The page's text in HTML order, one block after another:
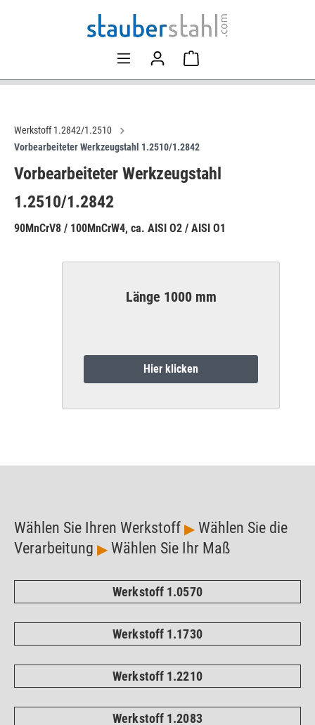
Wählen Sie Ihren Werkstoff ▶ Wählen Sie die
Verarbeitung ▶ Wählen Sie Ihr Maß
Werkstoff 1.0570
Werkstoff 1.1730
Werkstoff 1.2210
Werkstoff 1.2083
Werkstoff 1.2842/1.2510
Vorbearbeiteter Werkzeugstahl 1.2510/1.2842
Vorbearbeiteter Werkzeugstahl
1.2510/1.2842
90MnCrV8 / 100MnCrW4, ca. AISI O2 / AISI O1
Länge 1000 mm
Hier klicken